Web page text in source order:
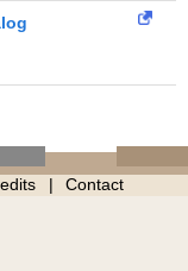
Contact